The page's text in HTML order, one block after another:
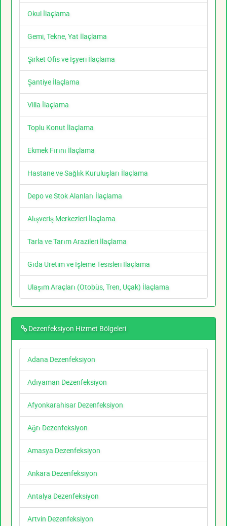
Okul İlaçlama
Gemi, Tekne, Yat İlaçlama
Şirket Ofis ve İşyeri İlaçlama
Şantiye İlaçlama
Villa İlaçlama
Toplu Konut İlaçlama
Ekmek Fırını İlaçlama
Hastane ve Sağlık Kuruluşları İlaçlama
Depo ve Stok Alanları İlaçlama
Alışveriş Merkezleri İlaçlama
Tarla ve Tarım Arazileri İlaçlama
Gıda Üretim ve İşleme Tesisleri İlaçlama
Ulaşım Araçları (Otobüs, Tren, Uçak) İlaçlama
Dezenfeksiyon Hizmet Bölgeleri
Adana Dezenfeksiyon
Adıyaman Dezenfeksiyon
Afyonkarahisar Dezenfeksiyon
Ağrı Dezenfeksiyon
Amasya Dezenfeksiyon
Ankara Dezenfeksiyon
Antalya Dezenfeksiyon
Artvin Dezenfeksiyon